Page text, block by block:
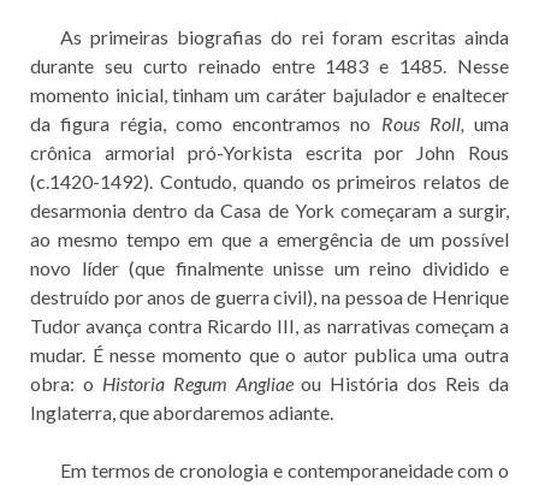
As primeiras biografias do rei foram escritas ainda
durante seu curto reinado entre 1483 e 1485. Nesse
momento inicial, tinham um caráter bajulador e enaltecer
da figura régia, como encontramos no Rous Roll, uma
crônica armorial pró-Yorkista escrita por John Rous
(c.1420-1492). Contudo, quando os primeiros relatos de
desarmonia dentro da Casa de York começaram a surgir,
ao mesmo tempo em que a emergência de um possível
novo líder (que finalmente unisse um reino dividido e
destruído por anos de guerra civil), na pessoa de Henrique
Tudor avança contra Ricardo III, as narrativas começam a
mudar. É nesse momento que o autor publica uma outra
obra: o Historia Regum Angliaeou História dos Reis da
Inglaterra, que abordaremos adiante.
Em termos de cronologia e contemporaneidade com o